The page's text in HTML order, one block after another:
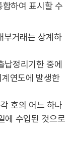
하여 표시할 수
부거래는 상계하
납정리기한 중에
연도에 발생한
각 호의 어느 하나
에 수입된 것으로